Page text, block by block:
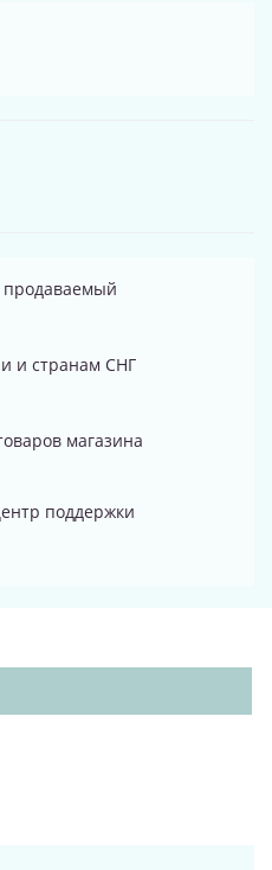
продаваемый
и странам СНГ
магазина
поддержки